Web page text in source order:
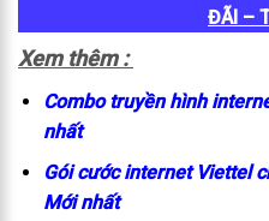
ĐÃI –
Xem thêm :
Combo truyền hình
nhất
Gói cước internet Viettel
Mới nhất